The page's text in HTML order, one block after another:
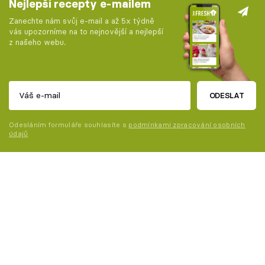
Nejlepší recepty e-mailem
Zanechte nám svůj e-mail a až 5x týdně
vás upozorníme na to nejnovější a nejlepší
z našeho webu.
ODESLAT
Odesláním formuláře souhlasíte s podmínkami zpracování osobních
údajů